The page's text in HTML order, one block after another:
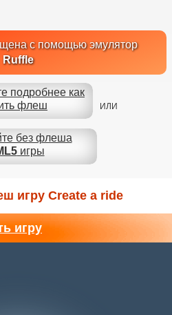
с помощью эмулятор
Ruffle
подробнее как
флеш
ИЛИ
без флеша
игры
игру Create a ride
игру